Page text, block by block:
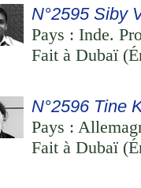
N°2595 Siby
Pays : Inde.
Fait à Dubaï
N°2596 Tine
Pays :
Fait à Dubaï